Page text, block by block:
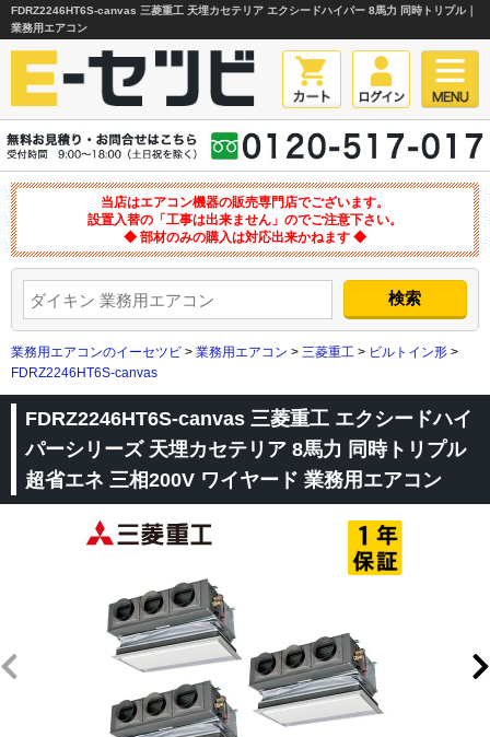
FDRZ2246HT6S-canvas 三菱重工 天埋カセテリア エクシードハイパー 8馬力 同時トリプル｜
業務用エアコン
当店はエアコン機器の販売専門店でございます。
設置入替の「工事は出来ません」のでご注意下さい。
◆ 部材のみの購入は対応出来かねます ◆
業務用エアコンのイーセツビ > 業務用エアコン > 三菱重工 > ビルトイン形 >
FDRZ2246HT6S-canvas
FDRZ2246HT6S-canvas 三菱重工 エクシードハイ
パーシリーズ 天埋カセテリア 8馬力 同時トリプル
超省エネ 三相200V ワイヤード 業務用エアコン